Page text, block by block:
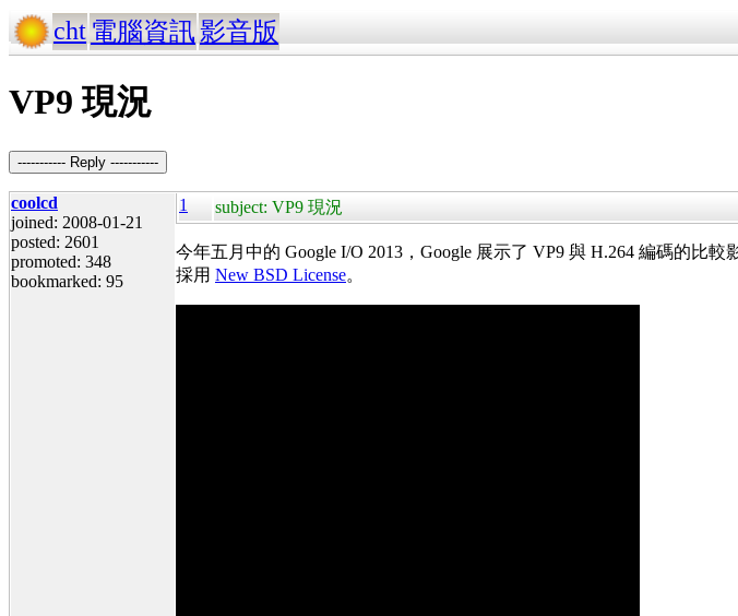
cht 電腦資訊影音版
VP9 現況
----------- Reply -----------
coolcd
joined: 2008-01-21
posted: 2601
promoted: 348
bookmarked: 95
1 subject: VP9 現況
今年五月中的 Google I/O 2013，Google 展示了 VP9 與 H.264 編碼的比
採用 New BSD License。